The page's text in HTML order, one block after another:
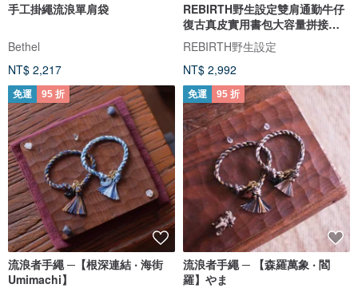
手工掛繩流浪單肩袋
Bethel
NT$ 2,217
REBIRTH野生設定雙肩通勤牛仔
復古真皮實用書包大容量拼接流
浪包
REBIRTH野生設定
NT$ 2,992
免運 95 折
流浪者手繩 ─【根深連結 ‧ 海街
Umimachi】
免運 95 折
流浪者手繩 ─ 【森羅萬象 ‧ 閻
羅】やま